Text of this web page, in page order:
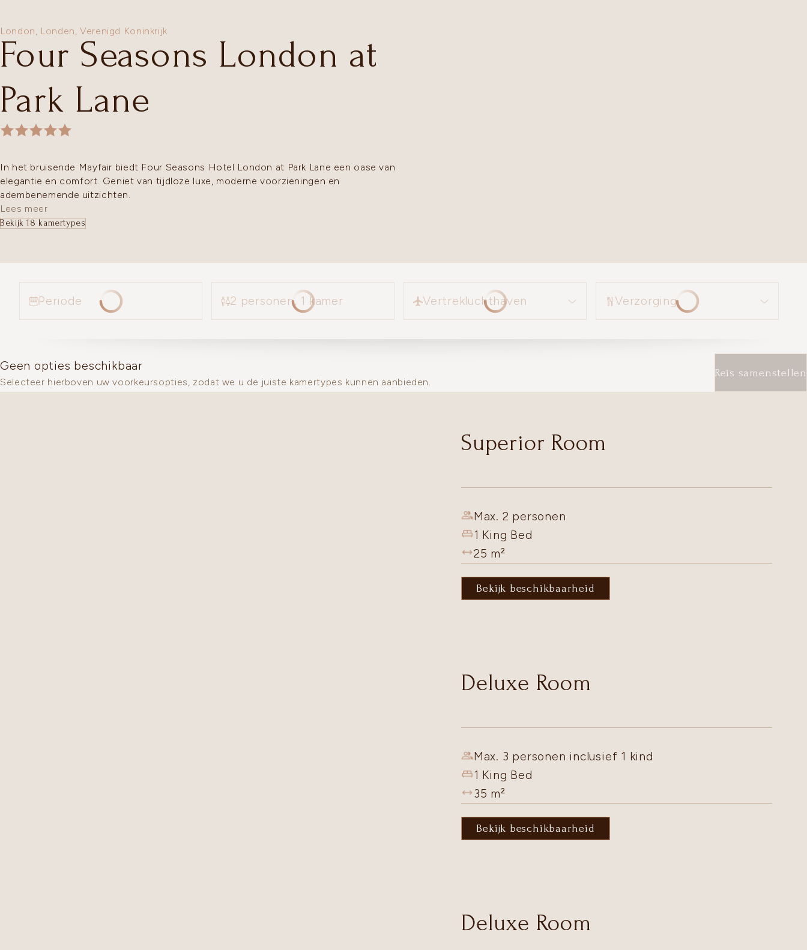
London, Londen,Verenigd Koninkrijk
Four Seasons London at
Park Lane
In het bruisende Mayfair biedt Four Seasons Hotel London at Park Lane een oase van
elegantie en comfort. Geniet van tijdloze luxe, moderne voorzieningen en
adembenemende uitzichten.
Lees meer
Bekijk 18 kamertypes
Periode 2 personen, 1 kamer
Vertrekluchthaven
Vertrekluchthaven
Verzorging
Geen opties beschikbaar
Selecteer hierboven uw voorkeursopties, zodat we u de juiste kamertypes kunnen aanbieden.
Reis samenstellen
Superior Room
Max. 2 personen
1 King Bed
25 m²
Bekijk beschikbaarheid
Deluxe Room
Max. 3 personen inclusief 1 kind
1 King Bed
35 m²
Bekijk beschikbaarheid
Deluxe Room